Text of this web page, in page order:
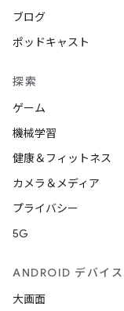
ブログ
ポッドキャスト
探索
ゲーム
機械学習
健康＆フィットネス
カメラ＆メディア
プライバシー
5G
ANDROID デバイス
大画面